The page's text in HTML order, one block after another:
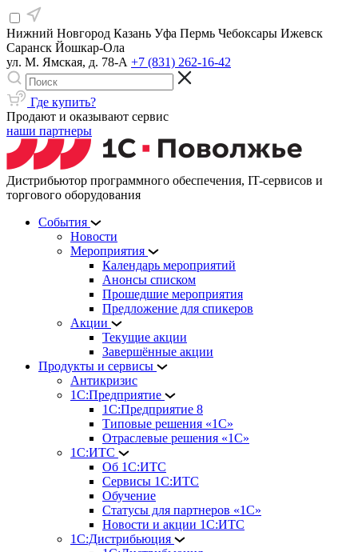
Нижний Новгород Казань Уфа Пермь Чебоксары Ижевск
Саранск Йошкар-Ола
ул. М. Ямская, д. 78-А +7 (831) 262-16-42
Где купить?
Продают и оказывают сервис
наши партнеры
Дистрибьютор программного обеспечения, IT-сервисов и
торгового оборудования
События
Новости
Мероприятия
Календарь мероприятий
Анонсы списком
Прошедшие мероприятия
Предложение для спикеров
Акции
Текущие акции
Завершённые акции
Продукты и сервисы
Антикризис
1С:Предприятие
1С:Предприятие 8
Типовые решения «1С»
Отраслевые решения «1С»
1С:ИТС
Об 1С:ИТС
Сервисы 1С:ИТС
Обучение
Статусы для партнеров «1С»
Новости и акции 1С:ИТС
1С:Дистрибьюция